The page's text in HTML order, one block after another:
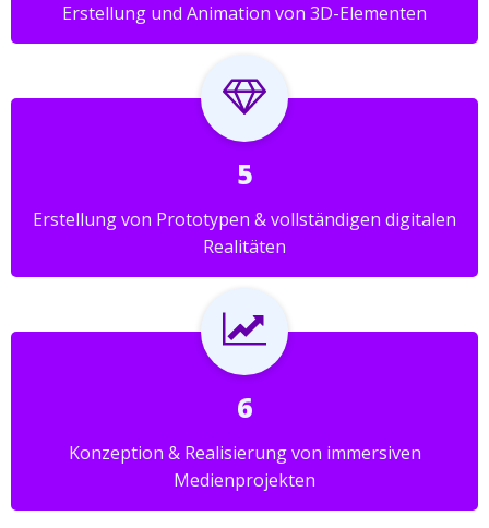
Erstellung und Animation von 3D-Elementen
5
Erstellung von Prototypen & vollständigen digitalen
Realitäten
6
Konzeption & Realisierung von immersiven
Medienprojekten